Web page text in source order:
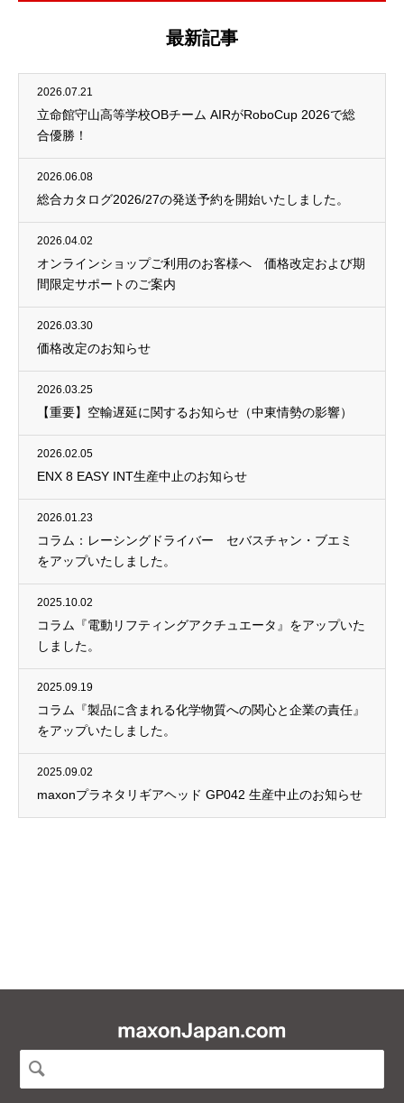
最新記事
2026.07.21
立命館守山高等学校OBチーム AIRがRoboCup 2026で総
合優勝！
2026.06.08
総合カタログ2026/27の発送予約を開始いたしました。
2026.04.02
オンラインショップご利用のお客様へ 価格改定および期
間限定サポートのご案内
2026.03.30
価格改定のお知らせ
2026.03.25
【重要】空輸遅延に関するお知らせ（中東情勢の影響）
2026.02.05
ENX 8 EASY INT生産中止のお知らせ
2026.01.23
コラム：レーシングドライバー セバスチャン・ブエミ
をアップいたしました。
2025.10.02
コラム『電動リフティングアクチュエータ』をアップいた
しました。
2025.09.19
コラム『製品に含まれる化学物質への関心と企業の責任』
をアップいたしました。
2025.09.02
maxonプラネタリギアヘッド GP042 生産中止のお知らせ